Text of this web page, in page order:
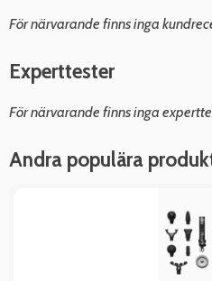
För närvarande finns inga
Experttester
För närvarande finns inga
Andra populära